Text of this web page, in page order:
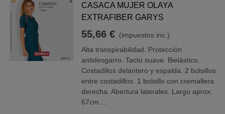
CASACA MUJER OLAYA
EXTRAFIBER GARYS
55,66 € (impuestos inc.)
Alta transpirabilidad. Protección
antidesgarro. Tacto suave. Bielástico.
Costadillos delantero y espalda. 2 bolsillos
entre costadillos. 1 bolsillo con cremallera
derecha. Abertura laterales. Largo aprox:
67cm....